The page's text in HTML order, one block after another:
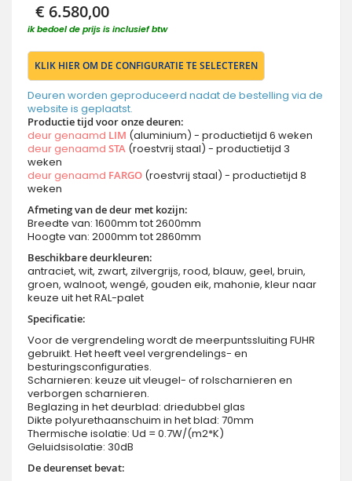
€ 6.580,00
ik bedoel de prijs is inclusief btw
KLIK HIER OM DE CONFIGURATIE TE SELECTEREN
Deuren worden geproduceerd nadat de bestelling via de
website is geplaatst.
Productie tijd voor onze deuren:
deur genaamd LIM (aluminium) - productietijd 6 weken
deur genaamd STA (roestvrij staal) - productietijd 3
weken
deur genaamd FARGO (roestvrij staal) - productietijd 8
weken
Afmeting van de deur met kozijn:
Breedte van: 1600mm tot 2600mm
Hoogte van: 2000mm tot 2860mm
Beschikbare deurkleuren:
antraciet, wit, zwart, zilvergrijs, rood, blauw, geel, bruin,
groen, walnoot, wengé, gouden eik, mahonie, kleur naar
keuze uit het RAL-palet
Specificatie:
Voor de vergrendeling wordt de meerpuntssluiting FUHR
gebruikt. Het heeft veel vergrendelings- en
besturingsconfiguraties.
Scharnieren: keuze uit vleugel- of rolscharnieren en
verborgen scharnieren.
Beglazing in het deurblad: driedubbel glas
Dikte polyurethaanschuim in het blad: 70mm
Thermische isolatie: Ud = 0.7W/(m2*K)
Geluidsisolatie: 30dB
De deurenset bevat: